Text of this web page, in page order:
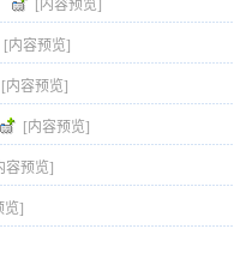
[内容预览]
[内容预览]
[内容预览]
[内容预览]
容预览]
览]